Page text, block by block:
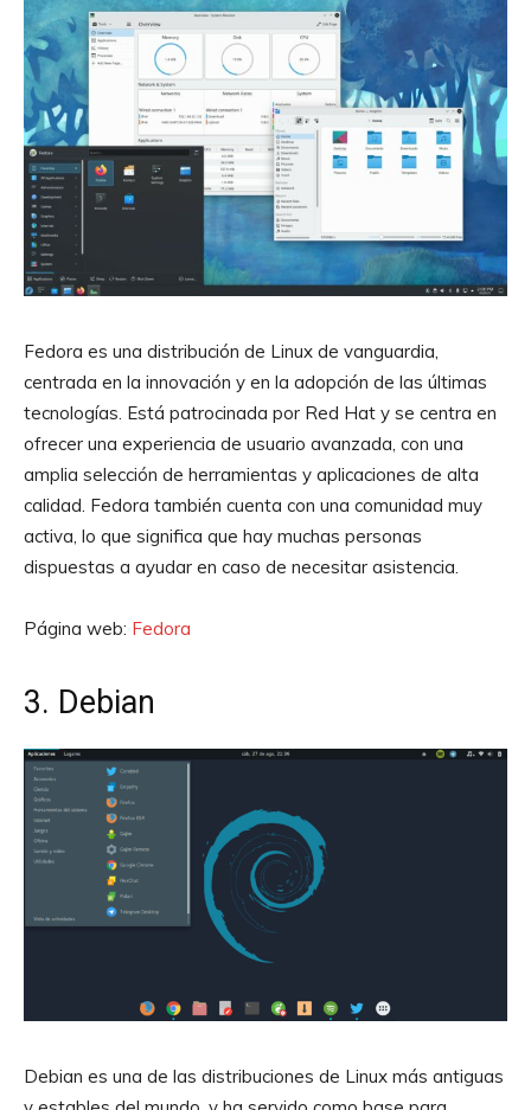
Fedora es una distribución de Linux de vanguardia,
centrada en la innovación y en la adopción de las últimas
tecnologías. Está patrocinada por Red Hat y se centra en
ofrecer una experiencia de usuario avanzada, con una
amplia selección de herramientas y aplicaciones de alta
calidad. Fedora también cuenta con una comunidad muy
activa, lo que significa que hay muchas personas
dispuestas a ayudar en caso de necesitar asistencia.
Página web: Fedora
3. Debian
Debian es una de las distribuciones de Linux más antiguas